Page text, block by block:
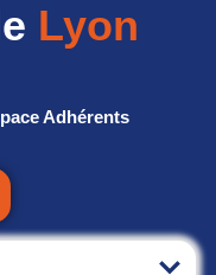
Lyon
Adhérents